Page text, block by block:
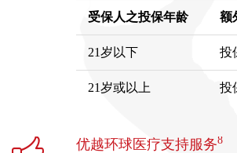
受保人之投保年龄 额
21岁以下 投
21岁或以上 投
优越环球医疗支持服务8